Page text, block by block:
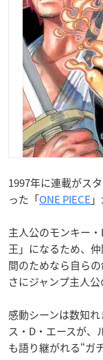
1997年に連載がス
った「ONE PIECE
主人公のモンキー
王」になるため、
間のためなら自ら
さにジャンプ主人
感動シーンは数知
ス・D・エースが、
も語り継がれる“ガ